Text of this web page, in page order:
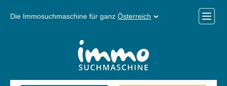
Die Immosuchmaschine für ganz Österreich
Menü